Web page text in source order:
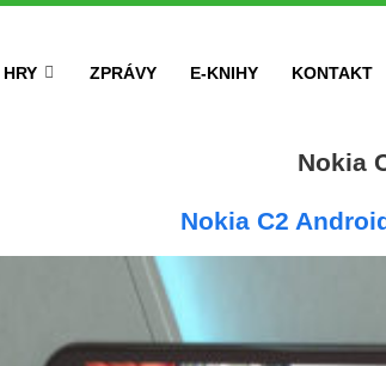
HRY ZPRÁVY E-KNIHY KONTAKT
Nokia
Nokia C2